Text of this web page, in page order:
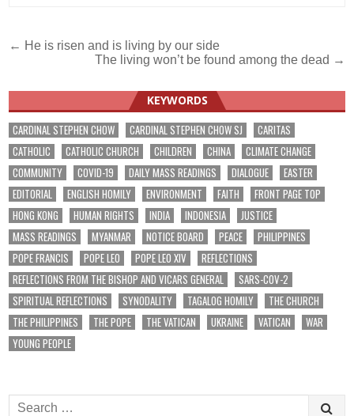
Post
navigation
← He is risen and is living by our side
The living won’t be found among the dead →
KEYWORDS
CARDINAL STEPHEN CHOW CARDINAL STEPHEN CHOW SJ
CARITAS
CATHOLIC
CATHOLIC CHURCH CHILDREN CHINA
CLIMATE CHANGE
COMMUNITY
COVID-19 DAILY MASS READINGS DIALOGUE
EASTER
EDITORIAL
ENGLISH HOMILY ENVIRONMENT FAITH
FRONT PAGE TOP
HONG KONG
HUMAN RIGHTS INDIA INDONESIA
JUSTICE
MASS READINGS
MYANMAR NOTICE BOARD PEACE
PHILIPPINES
POPE FRANCIS
POPE LEO POPE LEO XIV
REFLECTIONS
REFLECTIONS FROM THE BISHOP AND VICARS GENERAL
SARS-COV-2
SPIRITUAL REFLECTIONS
SYNODALITY TAGALOG HOMILY
THE CHURCH
THE PHILIPPINES
THE POPE THE VATICAN UKRAINE VATICAN
WAR
YOUNG PEOPLE
Search